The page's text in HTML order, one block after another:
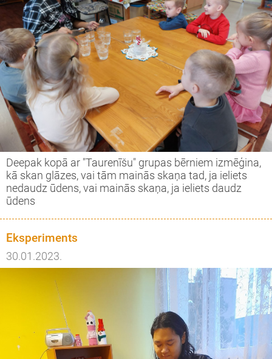
Deepak kopā ar "Taurenīšu" grupas bērniem izmēģina,
kā skan glāzes, vai tām mainās skaņa tad, ja ieliets
nedaudz ūdens, vai mainās skaņa, ja ieliets daudz
ūdens
Eksperiments
30.01.2023.